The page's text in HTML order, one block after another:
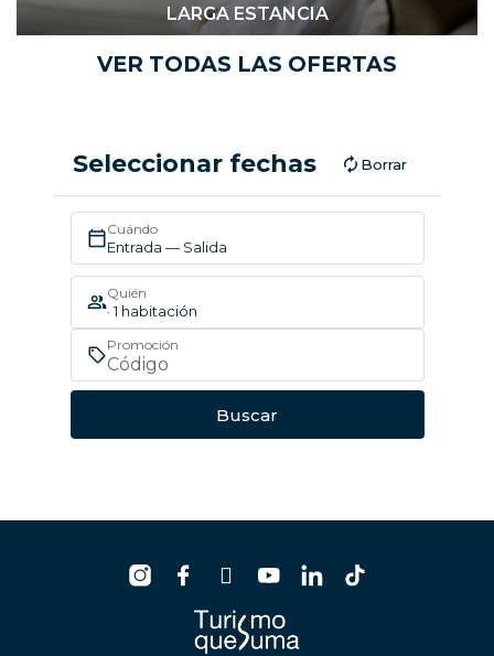
LARGA ESTANCIA
VER TODAS LAS OFERTAS
Seleccionar fechas Borrar
Cuándo
Entrada — Salida
Quién
· 1 habitación
Promoción
Buscar